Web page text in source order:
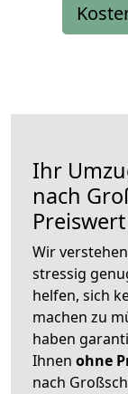
Ihr
nach
Preiswert
Wir
stressig
helfen, sich
machen zu
haben
Ihnen ohne
nach